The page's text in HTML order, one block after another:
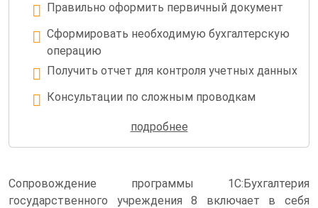
Правильно оформить первичный документ
Сформировать необходимую бухгалтерскую
операцию
Получить отчет для контроля учетных данных
Консультации по сложным проводкам
Настройка нетиповых операций для
подробнее
Сопровождение программы 1С:Бухгалтерия
государственного учреждения 8 включает в себя